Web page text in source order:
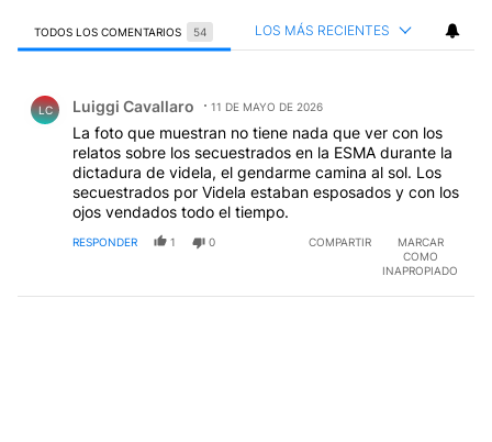
TODOS LOS COMENTARIOS 54 LOS MÁS RECIENTES
LC Luiggi Cavallaro 11 DE MAYO DE 2026
La foto que muestran no tiene nada que ver con los
relatos sobre los secuestrados en la ESMA durante la
dictadura de videla, el gendarme camina al sol. Los
secuestrados por Videla estaban esposados y con los
ojos vendados todo el tiempo.
RESPONDER 1 0 COMPARTIR
MARCAR
COMO
INAPROPIADO